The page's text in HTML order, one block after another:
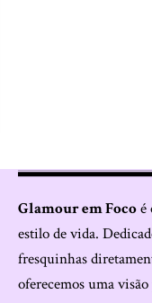
Glamour em Focoé
estilo de vida.
fresquinhas
oferecemos uma